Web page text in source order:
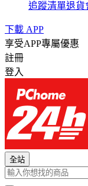
追蹤清單退貨
下載 APP
享受APP專屬優惠
註冊
登入
全站